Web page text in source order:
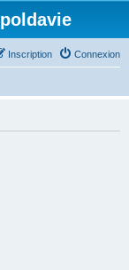
Connexion
Inscription